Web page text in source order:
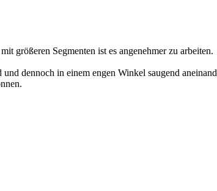
größeren Segmenten ist es angenehmer zu arbeiten.
dennoch in einem engen Winkel saugend